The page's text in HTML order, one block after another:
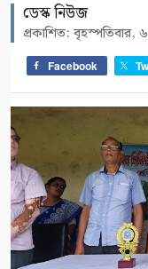
ডেস্ক নিউজ
প্রকাশিত:
Facebook